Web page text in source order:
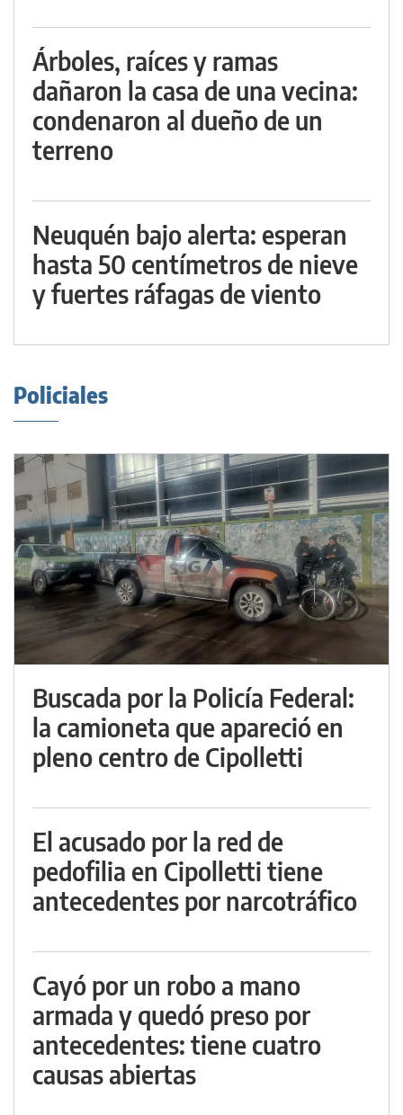
Árboles, raíces y ramas
dañaron la casa de una vecina:
condenaron al dueño de un
terreno
Neuquén bajo alerta: esperan
hasta 50 centímetros de nieve
y fuertes ráfagas de viento
Policiales
Buscada por la Policía Federal:
la camioneta que apareció en
pleno centro de Cipolletti
El acusado por la red de
pedofilia en Cipolletti tiene
antecedentes por narcotráfico
Cayó por un robo a mano
armada y quedó preso por
antecedentes: tiene cuatro
causas abiertas